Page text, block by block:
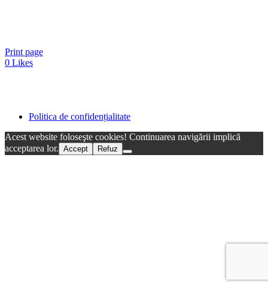
Print page
0 Likes
Politica de confidențialitate
Acest website foloseşte cookies! Continuarea navigării implică
acceptarea lor. Accept Refuz